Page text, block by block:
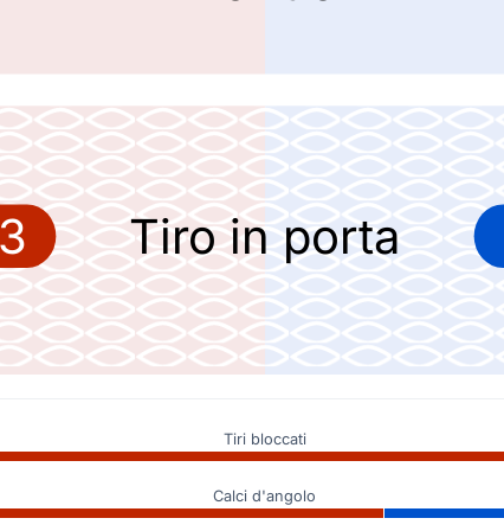
Tiro in porta
Tiri bloccati
Calci d'angolo